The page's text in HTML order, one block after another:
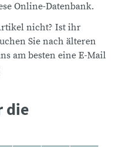
Online-Datenbank.
nicht? Ist ihr
Sie nach älteren
am besten eine E-Mail
die